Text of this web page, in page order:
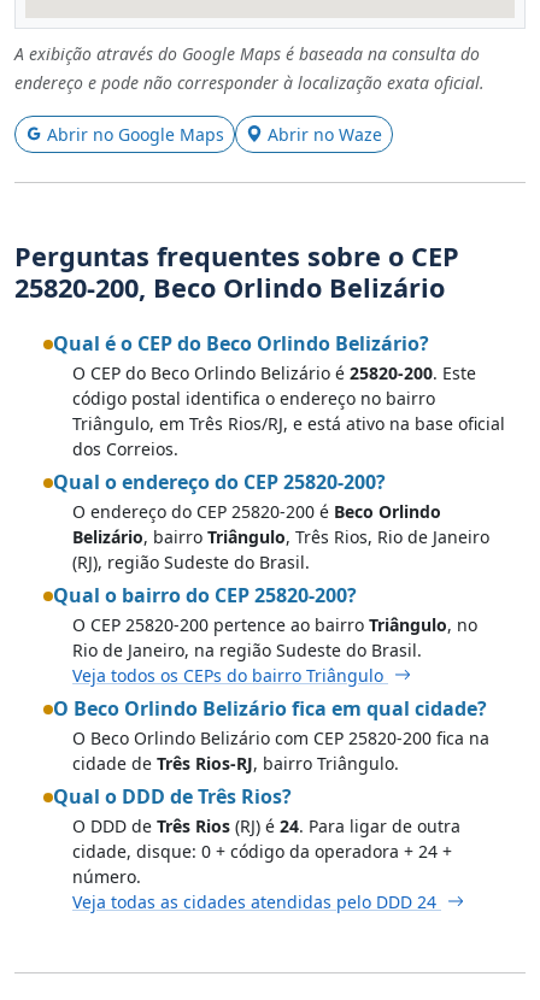
A exibição através do Google Maps é baseada na consulta do
endereço e pode não corresponder à localização exata oficial.
Abrir no Google Maps Abrir no Waze
Perguntas frequentes sobre o CEP
25820-200, Beco Orlindo Belizário
Qual é o CEP do Beco Orlindo Belizário?
O CEP do Beco Orlindo Belizário é 25820-200. Este
código postal identifica o endereço no bairro
Triângulo, em Três Rios/RJ, e está ativo na base oficial
dos Correios.
Qual o endereço do CEP 25820-200?
O endereço do CEP 25820-200 é Beco Orlindo
Belizário, bairro Triângulo, Três Rios, Rio de Janeiro
(RJ), região Sudeste do Brasil.
Qual o bairro do CEP 25820-200?
O CEP 25820-200 pertence ao bairro Triângulo, no
Rio de Janeiro, na região Sudeste do Brasil.
Veja todos os CEPs do bairro Triângulo
O Beco Orlindo Belizário fica em qual cidade?
O Beco Orlindo Belizário com CEP 25820-200 fica na
cidade de Três Rios-RJ, bairro Triângulo.
Qual o DDD de Três Rios?
O DDD de Três Rios (RJ) é 24. Para ligar de outra
cidade, disque: 0 + código da operadora + 24 +
número.
Veja todas as cidades atendidas pelo DDD 24